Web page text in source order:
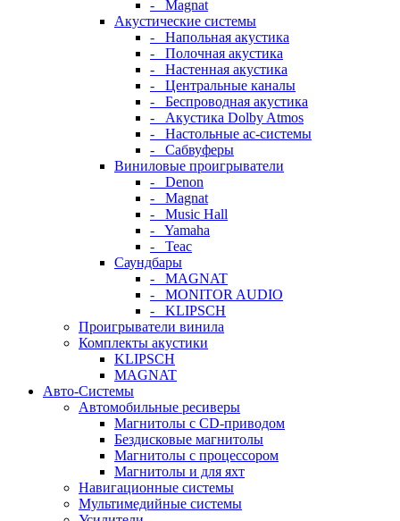
- Magnat
Акустические системы
- Напольная акустика
- Полочная акустика
- Настенная акустика
- Центральные каналы
- Беспроводная акустика
- Акустика Dolby Atmos
- Настольные ас-системы
- Сабвуферы
Виниловые проигрыватели
- Denon
- Magnat
- Music Hall
- Yamaha
- Teac
Саундбары
- MAGNAT
- MONITOR AUDIO
- KLIPSCH
Проигрыватели винила
Комплекты акустики
KLIPSCH
MAGNAT
Авто-Системы
Автомобильные ресиверы
Магнитолы с CD-приводом
Бездисковые магнитолы
Магнитолы с процессором
Магнитолы и для яхт
Навигационные системы
Мультимедийные системы